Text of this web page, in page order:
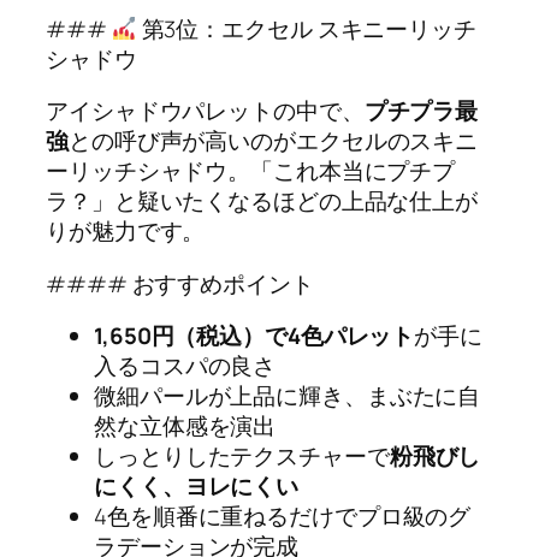
###
第3位：エクセル スキニーリッチ
シャドウ
アイシャドウパレットの中で、 プチプラ最
強との呼び声が高いのがエクセルのスキニ
ーリッチシャドウ。「これ本当にプチプ
ラ？」と疑いたくなるほどの上品な仕上が
りが魅力です。
#### おすすめポイント
1,650円（税込）で4色パレットが手に
入るコスパの良さ
微細パールが上品に輝き、まぶたに自
然な立体感を演出
しっとりしたテクスチャーで粉飛びし
にくく、ヨレにくい
4色を順番に重ねるだけでプロ級のグ
ラデーションが完成